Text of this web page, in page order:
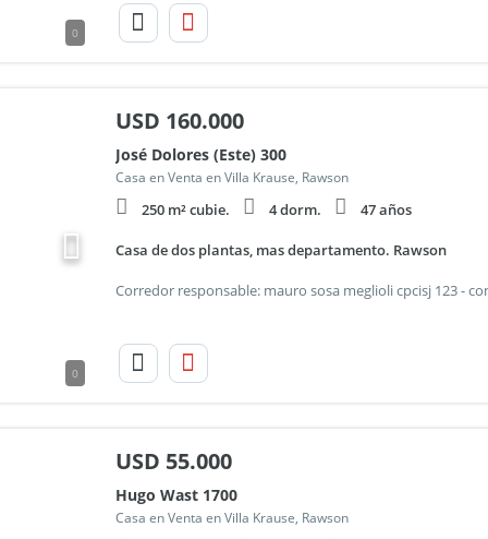
0
0
USD 160.000
José Dolores (Este) 300
Casa en Venta en Villa Krause, Rawson
250 m² cubie. 4 dorm. 47 años
Casa de dos plantas, mas departamento. Rawson
USD 55.000
Hugo Wast 1700
Casa en Venta en Villa Krause, Rawson